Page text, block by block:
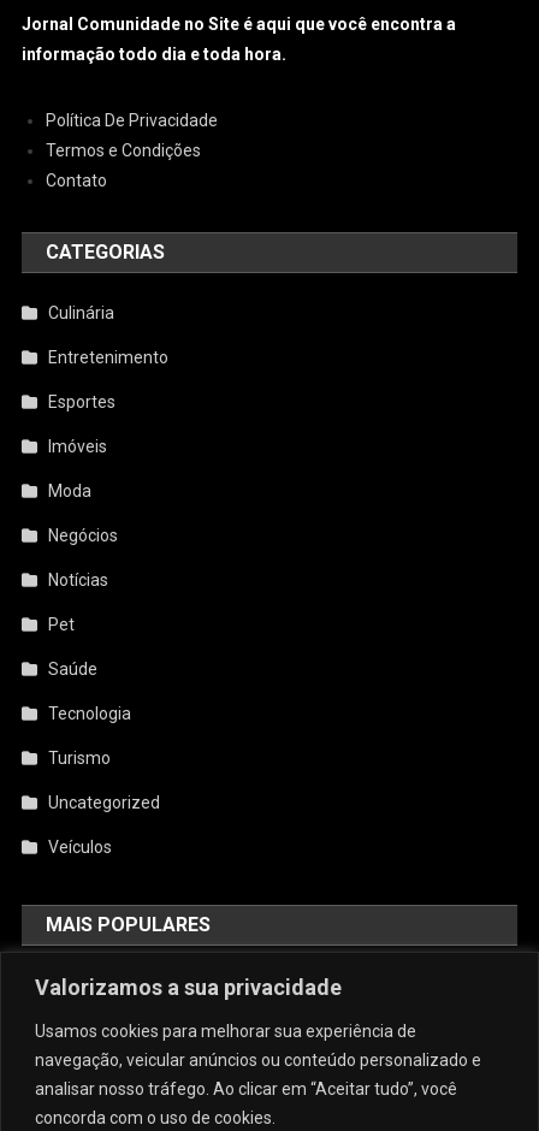
Valorizamos a sua privacidade
Usamos cookies para melhorar sua experiência de
navegação, veicular anúncios ou conteúdo personalizado e
analisar nosso tráfego. Ao clicar em “Aceitar tudo”, você
concorda com o uso de cookies.
Jornal Comunidade no Site é aqui que você encontra a
informação todo dia e toda hora.
Política De Privacidade
Termos e Condições
Contato
CATEGORIAS
Culinária
Entretenimento
Esportes
Imóveis
Moda
Negócios
Notícias
Pet
Saúde
Tecnologia
Turismo
Uncategorized
Veículos
MAIS POPULARES
AquiCupom: O Melhor Site De
Conforto E Sofisticação: O Charme